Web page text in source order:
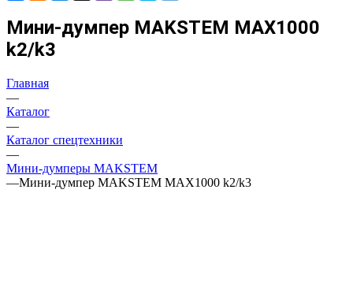
Мини-думпер MAKSTEM MAX1000
k2/k3
Главная
—
Каталог
—
Каталог спецтехники
—
Мини-думперы MAKSTEM
—Мини-думпер MAKSTEM MAX1000 k2/k3